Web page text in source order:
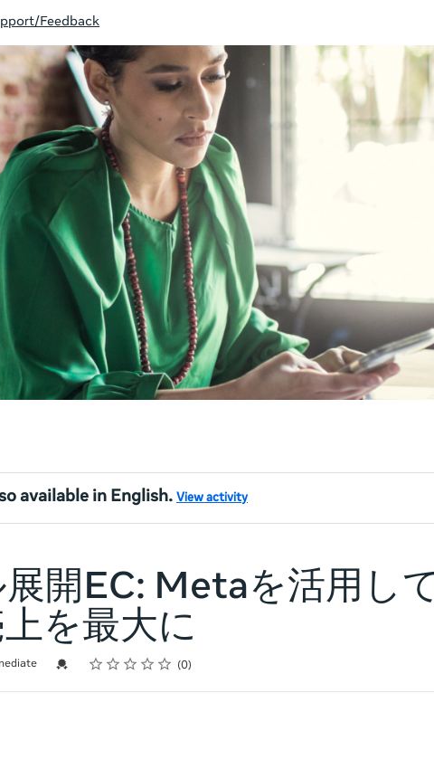
Feedback
available in English. View activity
開EC: Metaを活用して
を最大に
Credential For Completion
Rating
1 star
2 stars
3 stars
4 stars
5 stars 0